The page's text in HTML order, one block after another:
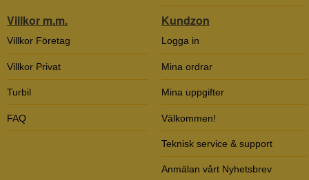
Villkor m.m.
Villkor Företag
Villkor Privat
Turbil
FAQ
Kundzon
Logga in
Mina ordrar
Mina uppgifter
Välkommen!
Teknisk service & support
Anmälan vårt Nyhetsbrev